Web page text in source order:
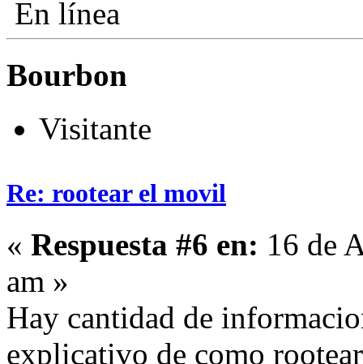
En línea
Bourbon
Visitante
Re: rootear el movil
« Respuesta #6 en: 16 de
am »
Hay cantidad de
explicativo de como